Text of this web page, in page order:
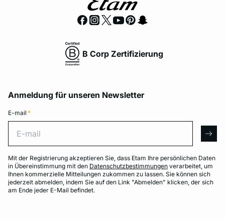
B Corp Zertifizierung
Anmeldung für unseren Newsletter
E-mail *
Mit der Registrierung akzeptieren Sie, dass Etam Ihre persönlichen Daten
in Übereinstimmung mit den Datenschutzbestimmungen verarbeitet, um
Ihnen kommerzielle Mitteilungen zukommen zu lassen. Sie können sich
jederzeit abmelden, indem Sie auf den Link "Abmelden" klicken, der sich
am Ende jeder E-Mail befindet.